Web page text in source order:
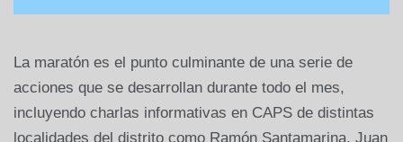
La maratón es el punto culminante de una serie de
acciones que se desarrollan durante todo el mes,
incluyendo charlas informativas en CAPS de distintas
localidades del distrito como Ramón Santamarina, Juan